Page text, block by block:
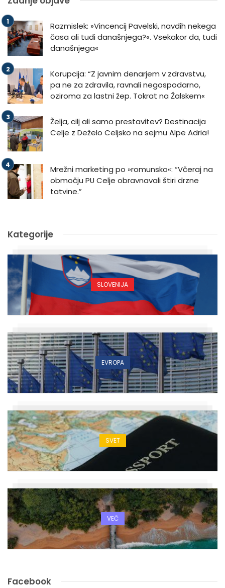
Razmislek: »Vincencij Pavelski, navdih nekega
časa ali tudi današnjega?«. Vsekakor da, tudi
današnjega«
Korupcija: “Z javnim denarjem v zdravstvu,
pa ne za zdravila, ravnali negospodarno,
oziroma za lastni žep. Tokrat na Žalskem«
Želja, cilj ali samo prestavitev? Destinacija
Celje z Deželo Celjsko na sejmu Alpe Adria!
Mrežni marketing po »romunsko«: “Včeraj na
območju PU Celje obravnavali štiri drzne
tatvine.”
Kategorije
SLOVENIJA
EVROPA
SVET
VEČ
Facebook